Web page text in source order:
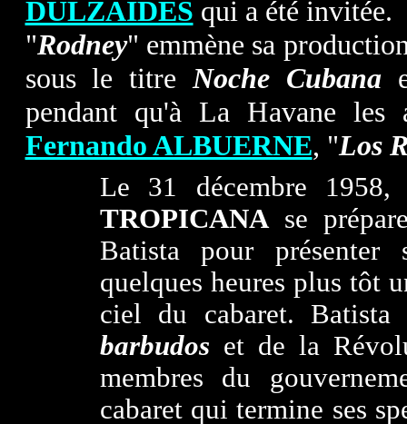
DULZAIDES qui a été invitée.
"Rodney" emmène sa
sous le titre Noche Cubana
pendant qu'à La Havane les
Fernando ALBUERNE, "Los
Le 31 décembre
TROPICANAse
Batista pour présenter
quelques heures plus tôt
ciel du cabaret. Batista
barbudos et de la
membres du
cabaret qui termine ses